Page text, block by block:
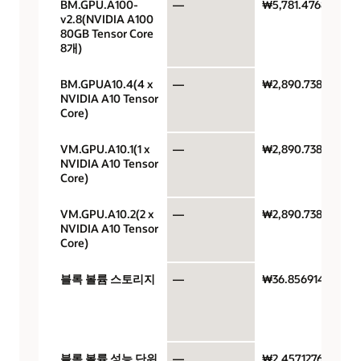
BM.GPU.A100-
v2.8(NVIDIA A100
80GB Tensor Core
8개)
— ₩5,781.4768
BM.GPUA10.4(4 x
NVIDIA A10 Tensor
Core)
— ₩2,890.7384
VM.GPU.A10.1(1 x
NVIDIA A10 Tensor
Core)
— ₩2,890.7384
VM.GPU.A10.2(2 x
NVIDIA A10 Tensor
Core)
— ₩2,890.7384
블록 볼륨 스토리지 — ₩36.8569146